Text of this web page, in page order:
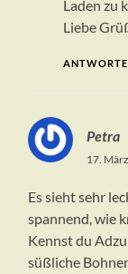
Laden zu
Liebe
Petra
17.
Es sieht sehr
spannend, wie
Kennst du
süßliche